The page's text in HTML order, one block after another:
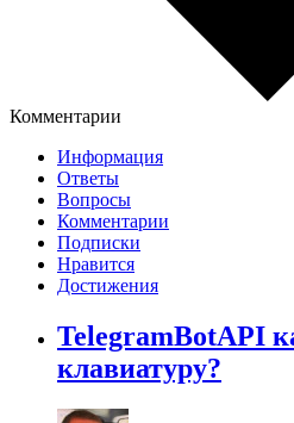
Комментарии
Информация
Ответы
Вопросы
Комментарии
Подписки
Нравится
Достижения
TelegramBotAPI
клавиатуру?